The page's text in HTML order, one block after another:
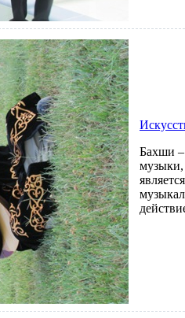
Бахши –
музыки,